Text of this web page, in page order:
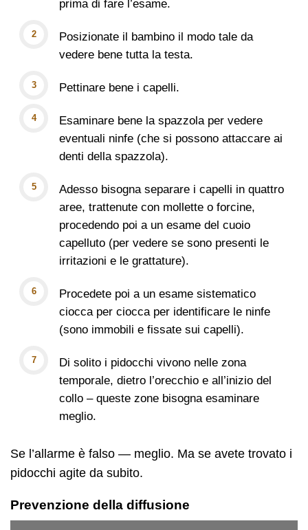
prima di fare l’esame.
Posizionate il bambino il modo tale da
vedere bene tutta la testa.
Pettinare bene i capelli.
Esaminare bene la spazzola per vedere
eventuali ninfe (che si possono attaccare ai
denti della spazzola).
Adesso bisogna separare i capelli in quattro
aree, trattenute con mollette o forcine,
procedendo poi a un esame del cuoio
capelluto (per vedere se sono presenti le
irritazioni e le grattature).
Procedete poi a un esame sistematico
ciocca per ciocca per identificare le ninfe
(sono immobili e fissate sui capelli).
Di solito i pidocchi vivono nelle zona
temporale, dietro l’orecchio e all’inizio del
collo – queste zone bisogna esaminare
meglio.
Se l’allarme è falso — meglio. Ma se avete trovato i
pidocchi agite da subito.
Prevenzione della diffusione